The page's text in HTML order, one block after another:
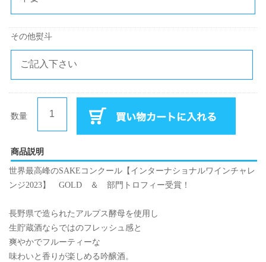
その他熨斗
数量
商品説明
世界最高峰のSAKEコンクール【インターナショナルワインチャレ
ンジ2023】 GOLD ＆ 部門トロフィー受賞！
長野県で造られたアルプス酵母を使用し
生貯蔵酒ならではのフレッシュ感と
爽やかでフルーティーな
味わいと香りが楽しめる吟醸酒。